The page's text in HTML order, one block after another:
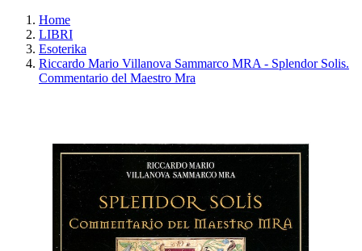
Home
LIBRI
Esoterika
Riccardo Mario Villanova Sammarco MRA - Splendor Solis.
Commentario del Maestro Mra